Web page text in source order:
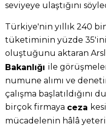
seviyeye ulaştığını
Türkiye'nin yıllık 240
tüketiminin yüzde
oluştuğunu aktaran
Bakanlığı ile
numune alımı ve
çalışma başlatıldığını
birçok firmaya ceza
mücadelenin hâlâ